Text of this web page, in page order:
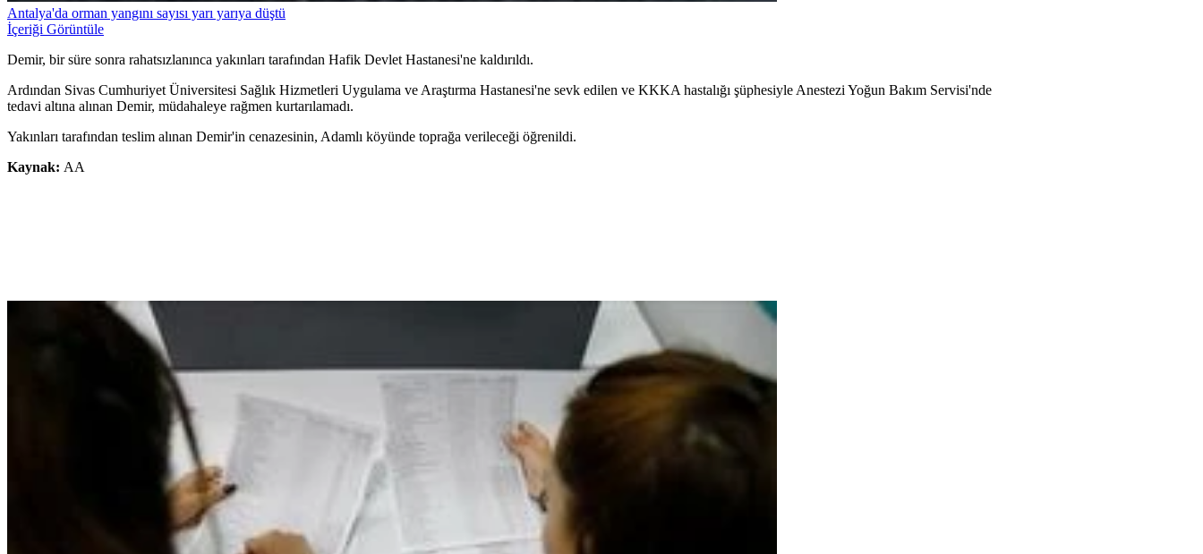
Antalya'da orman yangını sayısı yarı yarıya düştü
İçeriği Görüntüle
Demir, bir süre sonra rahatsızlanınca yakınları tarafından Hafik Devlet Hastanesi'ne kaldırıldı.
Ardından Sivas Cumhuriyet Üniversitesi Sağlık Hizmetleri Uygulama ve Araştırma Hastanesi'ne sevk edilen ve KKKA hastalığı şüphesiyle Anestezi Yoğun Bakım Servisi'nde
tedavi altına alınan Demir, müdahaleye rağmen kurtarılamadı.
Yakınları tarafından teslim alınan Demir'in cenazesinin, Adamlı köyünde toprağa verileceği öğrenildi.
Kaynak: AA